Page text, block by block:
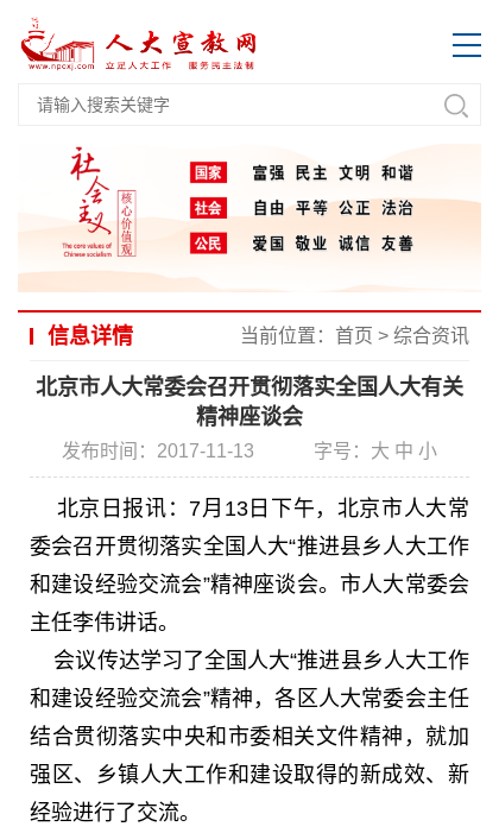
信息详情 当前位置： 首页 > 综合资讯
北京市人大常委会召开贯彻落实全国人大有关
精神座谈会
发布时间：2017-11-13 字号： 大 中 小
北京日报讯：7月13日下午，北京市人大常
委会召开贯彻落实全国人大“推进县乡人大工作
和建设经验交流会”精神座谈会。市人大常委会
主任李伟讲话。
会议传达学习了全国人大“推进县乡人大工作
和建设经验交流会”精神，各区人大常委会主任
结合贯彻落实中央和市委相关文件精神，就加
强区、乡镇人大工作和建设取得的新成效、新
经验进行了交流。